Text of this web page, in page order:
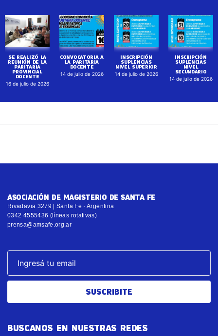
SE REALIZÓ LA
REUNIÓN DE LA
PARITARIA
PROVINCIAL
DOCENTE
16 de julio de 2026
CONVOCATORIA A
LA PARITARIA
DOCENTE
14 de julio de 2026
INSCRIPCIÓN
SUPLENCIAS
NIVEL SUPERIOR
14 de julio de 2026
INSCRIPCIÓN
SUPLENCIAS
NIVEL
SECUNDARIO
14 de julio de 2026
ASOCIACIÓN DE MAGISTERIO DE SANTA FE
Rivadavia 3279 | Santa Fe · Argentina
0342 4555436 (líneas rotativas)
prensa@amsafe.org.ar
SUSCRIBITE
BUSCANOS EN NUESTRAS REDES